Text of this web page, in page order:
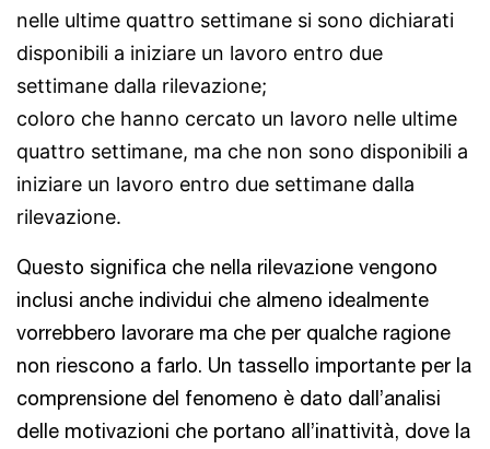
nelle ultime quattro settimane si sono dichiarati
disponibili a iniziare un lavoro entro due
settimane dalla rilevazione;
coloro che hanno cercato un lavoro nelle ultime
quattro settimane, ma che non sono disponibili a
iniziare un lavoro entro due settimane dalla
rilevazione.
Questo significa che nella rilevazione vengono
inclusi anche individui che almeno idealmente
vorrebbero lavorare ma che per qualche ragione
non riescono a farlo. Un tassello importante per la
comprensione del fenomeno è dato dall’analisi
delle motivazioni che portano all’inattività, dove la